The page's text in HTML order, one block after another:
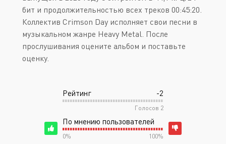
бит и продолжительностью всех треков 00:45:20.
Коллектив Crimson Day исполняет свои песни в
музыкальном жанре Heavy Metal. После
прослушивания оцените альбом и поставьте
оценку.
Рейтинг -2
Голосов 2
По мнению пользователей
0% 100%